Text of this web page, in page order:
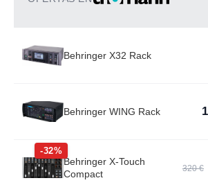
Behringer X32 Rack
Behringer WING Rack
-32%
Behringer X-Touch
Compact
320 €